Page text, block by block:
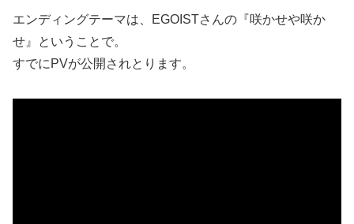
エンディングテーマは、EGOISTさんの『咲かせや咲か
せ』ということで。
すでにPVが公開されとります。